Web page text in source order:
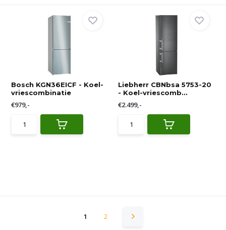
Bosch KGN36EICF - Koel-
vriescombinatie
€979,-
Liebherr CBNbsa 5753-20
- Koel-vriescomb...
€2.499,-
1 2